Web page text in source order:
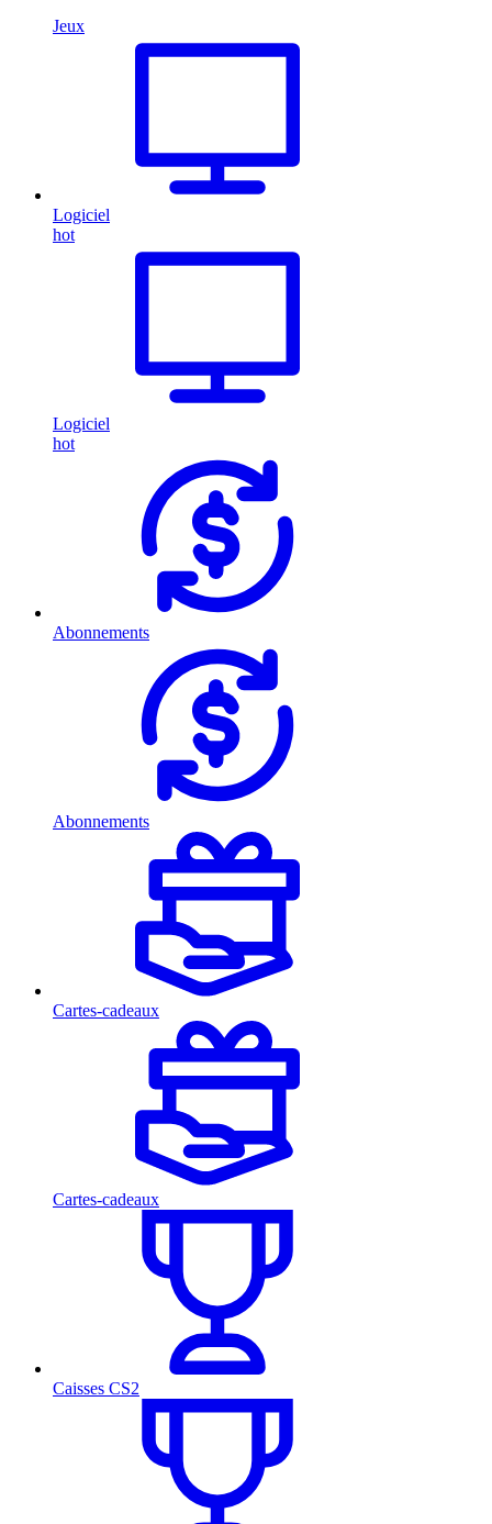
Jeux
Logiciel
hot
Logiciel
hot
Abonnements
Abonnements
Cartes-cadeaux
Cartes-cadeaux
Caisses CS2